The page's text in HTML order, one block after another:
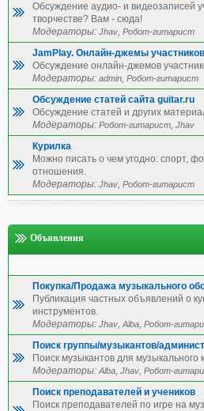
Обсуждение аудио- и видеозаписей
творчестве? Вам - сюда!
Модераторы: Jhav, Робот-гитарист
JamPlay. Онлайн-джемы
Обсуждение онлайн-джемов
Модераторы: admin, Робот-гитарист
Обсуждение статей сайта guitar.ru
Обсуждение статей и других
Модераторы: Робот-гитарист, Jhav
Курилка
Можно писать о чем угодно: спорт,
отношения.
Модераторы: Jhav, Робот-гитарист
Объявления
Покупка/Продажа музыкального
Публикация частных объявлений о
инструментов.
Модераторы: Jhav,Alba, Робот-
Поиск группы/музыкантов/
Поиск музыкантов для музыкального
Модераторы:Alba, Jhav, Робот-
Поиск преподавателей и учеников
Поиск преподавателей по игре на